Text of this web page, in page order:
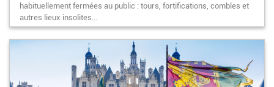
habituellement fermées au public : tours, fortifications, combles et
autres lieux insolites...